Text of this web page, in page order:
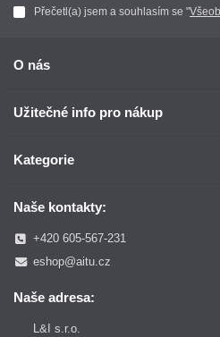
Přečetl(a) jsem a souhlasím se "
O nás
Užitečné info pro nákup
Kategorie
Naše kontakty:
+420 605-567-231
eshop@aitu.cz
Naše adresa:
L&I s.r.o.